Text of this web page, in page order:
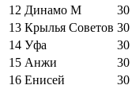
12 Динамо М 30
13 Крылья Советов 30
14 Уфа 30
15 Анжи 30
16 Енисей 30